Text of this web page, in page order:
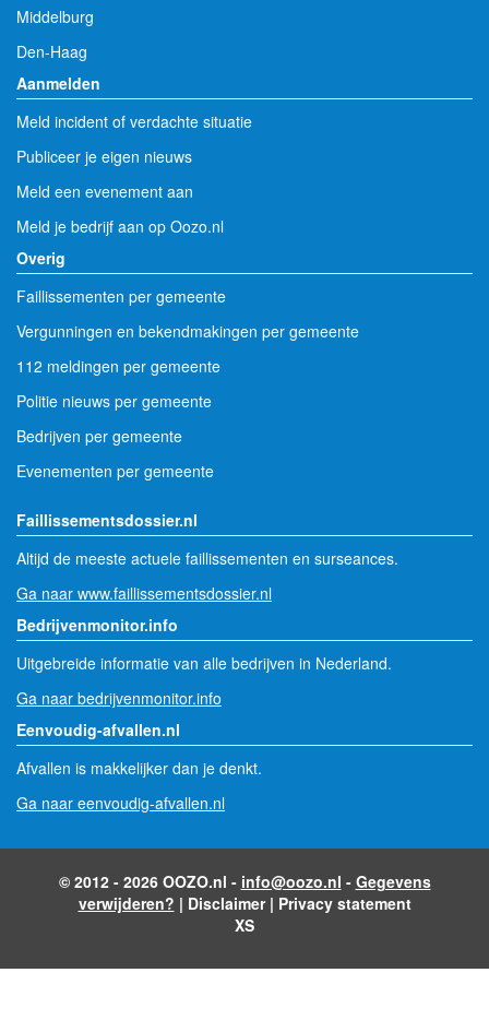
Middelburg
Den-Haag
Aanmelden
Meld incident of verdachte situatie
Publiceer je eigen nieuws
Meld een evenement aan
Meld je bedrijf aan op Oozo.nl
Overig
Faillissementen per gemeente
Vergunningen en bekendmakingen per gemeente
112 meldingen per gemeente
Politie nieuws per gemeente
Bedrijven per gemeente
Evenementen per gemeente
Faillissementsdossier.nl
Altijd de meeste actuele faillissementen en surseances.
Ga naar www.faillissementsdossier.nl
Bedrijvenmonitor.info
Uitgebreide informatie van alle bedrijven in Nederland.
Ga naar bedrijvenmonitor.info
Eenvoudig-afvallen.nl
Afvallen is makkelijker dan je denkt.
Ga naar eenvoudig-afvallen.nl
© 2012 - 2026 OOZO.nl - info@oozo.nl - Gegevens
verwijderen? | Disclaimer| Privacy statement
XS